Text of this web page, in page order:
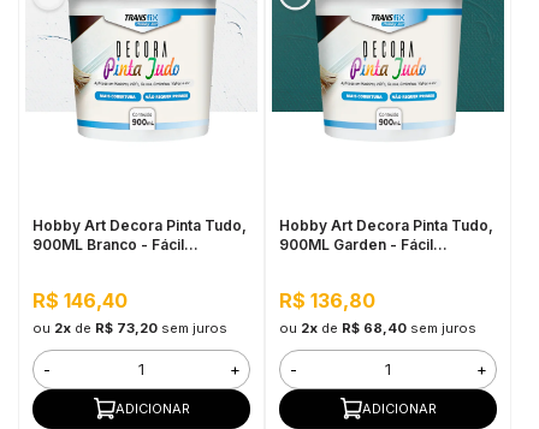
Hobby Art Decora Pinta Tudo,
900ML Branco - Fácil
R$ 146,40
ou 2xde R$ 73,20 sem juros
- +
ADICIONAR
Hobby Art Decora Pinta Tudo,
900ML Garden - Fácil
R$ 136,80
ou 2xde R$ 68,40 sem juros
- +
ADICIONAR